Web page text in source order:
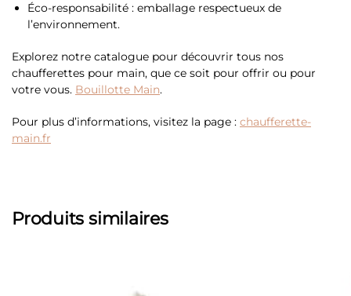
Éco-responsabilité : emballage respectueux de
l’environnement.
Explorez notre catalogue pour découvrir tous nos
chaufferettes pour main, que ce soit pour offrir ou pour
votre vous. Bouillotte Main.
Pour plus d’informations, visitez la page : chaufferette-
main.fr
Produits similaires